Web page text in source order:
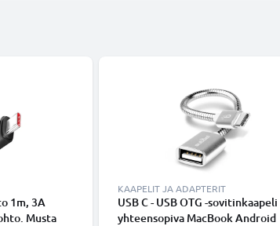
1m, 3A
Musta
KAAPELIT JA ADAPTERIT
USB C - USB OTG -sovitinkaapeli
yhteensopiva MacBook Android